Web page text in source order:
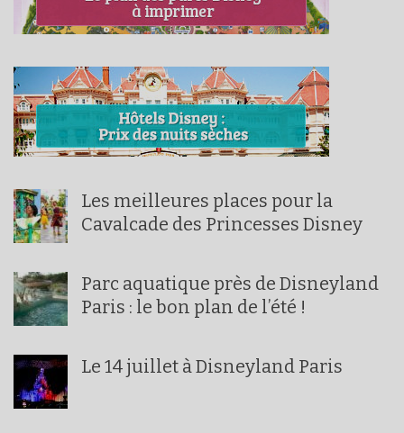
Les meilleures places pour la
Cavalcade des Princesses Disney
Parc aquatique près de Disneyland
Paris : le bon plan de l’été !
Le 14 juillet à Disneyland Paris